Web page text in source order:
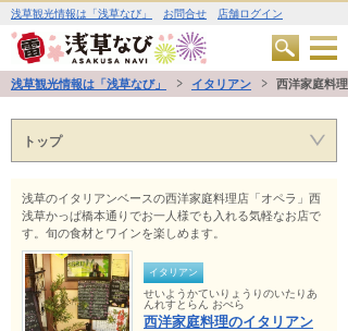
浅草観光情報は「浅草なび」 お問合せ 店舗ログイン
浅草観光情報は「浅草なび」 イタリアン 西洋家庭料
トップ
浅草のイタリアンベースの西洋家庭料理店「オペラ」西
浅草かっぱ橋本通りでお一人様でも入れる気軽なお店で
す。旬の食材とワインを楽しめます。
イタリアン
せいようかていりょうりのいたりあ
んれすとらん おぺら
西洋家庭料理のイタリアン